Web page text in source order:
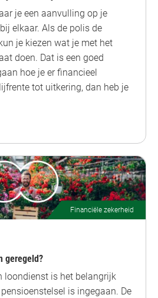
je een aanvulling op je
elkaar. Als de polis de
je kiezen wat je met het
doen. Dat is een goed
hoe je er financieel
tot uitkering, dan heb je
Financiële zekerheid
geregeld?
loondienst is het belangrijk
is ingegaan. De